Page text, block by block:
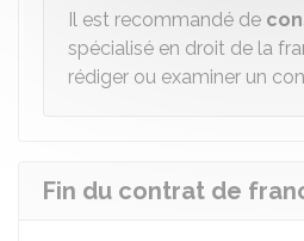
Il est recommandé de
spécialisé en droit de la
rédiger ou examiner un
Fin du contrat de